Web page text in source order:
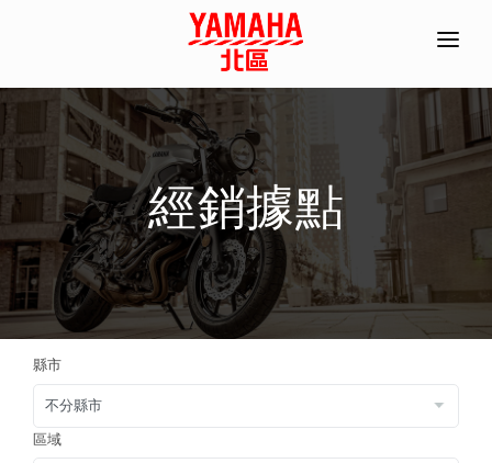
首頁
全機種產品/分期
經銷據點
常見問題
聯絡資訊
ACC部品手冊
線上商城
經銷據點
縣市
區域